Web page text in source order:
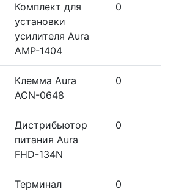
Комплект для
установки
усилителя Aura
AMP-1404
0
Клемма Aura
ACN-0648
0
Дистрибьютор
питания Aura
FHD-134N
0
Терминал
0